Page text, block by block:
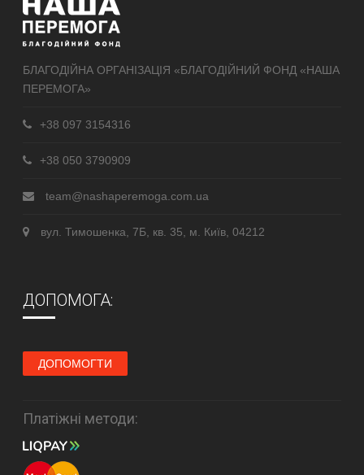
БЛАГОДІЙНА ОРГАНІЗАЦІЯ «БЛАГОДІЙНИЙ ФОНД «НАША
ПЕРЕМОГА»
+38 097 3154316
+38 050 3790909
team@nashaperemoga.com.ua
вул. Тимошенка, 7Б, кв. 35, м. Київ, 04212
ДОПОМОГА:
ДОПОМОГТИ
Платіжні методи: